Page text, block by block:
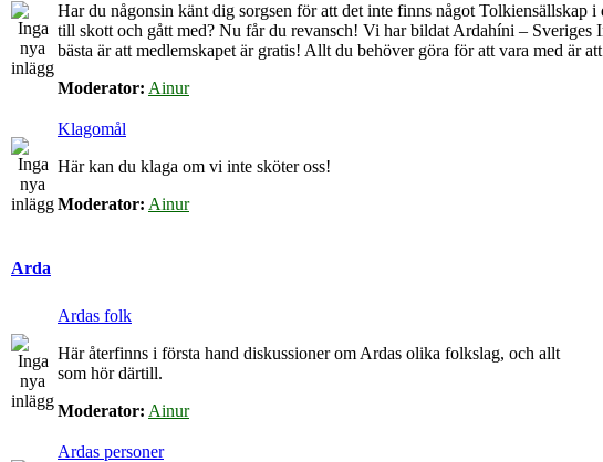
Har du någonsin känt dig sorgsen för att det inte finns något Tolkiensällskap
till skott och gått med? Nu får du revansch! Vi har bildat Ardahíni – Sveriges
bästa är att medlemskapet är gratis! Allt du behöver göra för att vara med är
Moderator: Ainur
Klagomål
Här kan du klaga om vi inte sköter oss!
Moderator: Ainur
Arda
Ardas folk
Här återfinns i första hand diskussioner om Ardas olika folkslag, och allt
som hör därtill.
Moderator: Ainur
Ardas personer